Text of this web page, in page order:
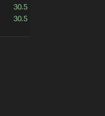
30.5
30.5